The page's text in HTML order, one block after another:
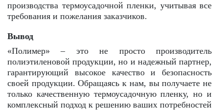
производства термоусадочной пленки, учитывая все
требования и пожелания заказчиков.
Вывод
«Полимер» – это не просто производитель
полиэтиленовой продукции, но и надежный партнер,
гарантирующий высокое качество и безопасность
своей продукции. Обращаясь к нам, вы получаете не
только качественную термоусадочную пленку, но и
комплексный подход к решению ваших потребностей